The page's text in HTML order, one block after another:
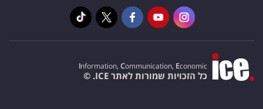
Information, Communication, Economic
כל הזכויות שמורות לאתר ICE. ©